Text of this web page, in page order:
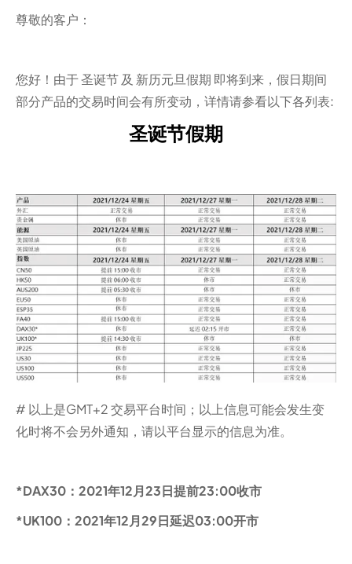
尊敬的客户：
您好！由于 圣诞节 及 新历元旦假期 即将到来，假日期间
部分产品的交易时间会有所变动，详情请参看以下各列表:
圣诞节假期
# 以上是GMT+2 交易平台时间；以上信息可能会发生变
化时将不会另外通知，请以平台显示的信息为准。
*DAX30：2021年12月23日提前23:00收市
*UK100：2021年12月29日延迟03:00开市